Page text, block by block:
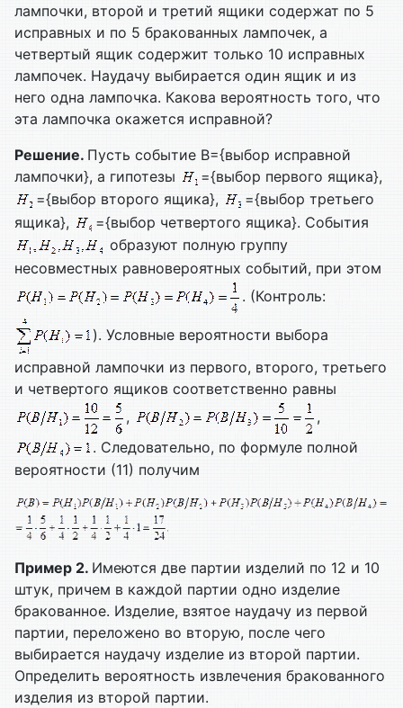
лампочки, второй и третий ящики содержат по 5
исправных и по 5 бракованных лампочек, а
четвертый ящик содержит только 10 исправных
лампочек. Наудачу выбирается один ящик и из
него одна лампочка. Какова вероятность того, что
эта лампочка окажется исправной?
Решение. Пусть событие B={выбор исправной
лампочки}, а гипотезы
={выбор первого ящика},
={выбор второго ящика},
={выбор третьего
ящика},
={выбор четвертого ящика}. События
образуют полную группу
несовместных равновероятных событий, при этом
. (Контроль:
). Условные вероятности выбора
исправной лампочки из первого, второго, третьего
и четвертого ящиков соответственно равны
,
,
. Следовательно, по формуле полной
вероятности (11) получим
Пример 2. Имеются две партии изделий по 12 и 10
штук, причем в каждой партии одно изделие
бракованное. Изделие, взятое наудачу из первой
партии, переложено во вторую, после чего
выбирается наудачу изделие из второй партии.
Определить вероятность извлечения бракованного
изделия из второй партии.